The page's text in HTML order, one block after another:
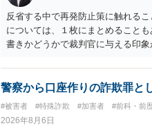
反省する中で再発防止策に触れる
については、１枚にまとめること
書きかどうかで裁判官に与える印
警察から口座作りの詐欺罪と
#被害者 #特殊詐欺 #加害者 #前科・前
2026年8月6日